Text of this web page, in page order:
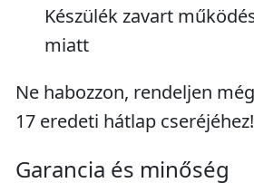
Készülék zavart
miatt
Ne habozzon, rendeljen
17 eredeti hátlap cseréjéhez!
Garancia és minőség